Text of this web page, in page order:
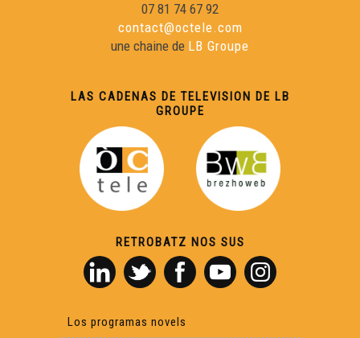
07 81 74 67 92
contact@octele.com
une chaine de LB Groupe
LAS CADENAS DE TELEVISION DE LB
GROUPE
RETROBATZ NOS SUS
Los programas novels